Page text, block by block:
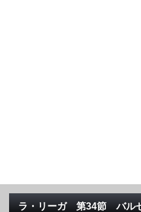
ラ・リーガ 第34節 バル